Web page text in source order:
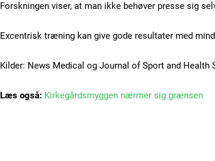
Forskningen viser, at man ikke behøver presse sig
Excentrisk træning kan give gode resultater med
Kilder: News Medical og Journal of Sport and Health
Læs også: Kirkegårdsmyggen nærmer sig grænsen